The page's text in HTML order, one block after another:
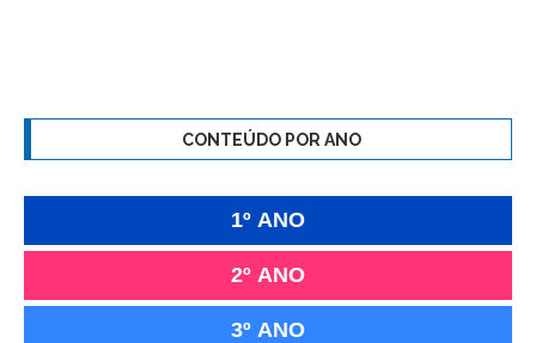
CONTEÚDO POR ANO
1º ANO
2º ANO
3º ANO